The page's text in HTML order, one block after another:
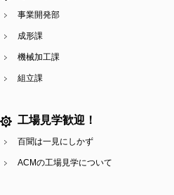
事業開発部
成形課
機械加工課
組立課
工場見学歓迎！
百聞は一見にしかず
ACMの工場見学について